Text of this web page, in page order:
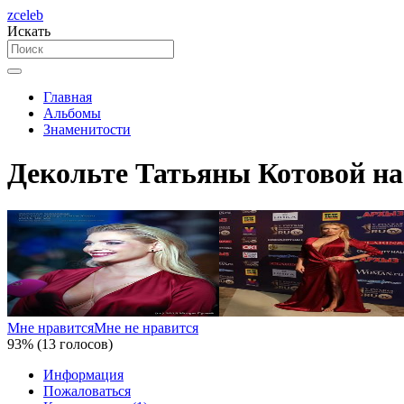
zceleb
Искать
Главная
Альбомы
Знаменитости
Декольте Татьяны Котовой
Мне нравитсяМне не нравится
93% (13 голосов)
Информация
Пожаловаться